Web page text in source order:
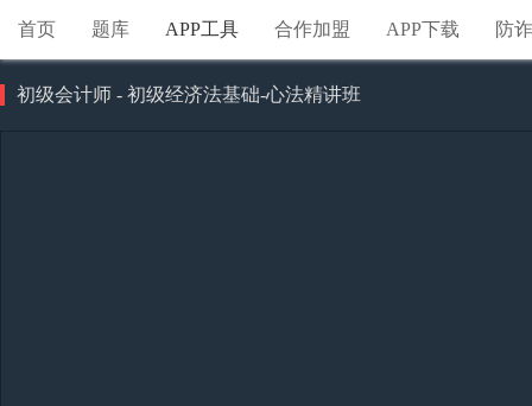
首页 题库 APP工具 合作加盟 APP下载 防
初级会计师 - 初级经济法基础-心法精讲班